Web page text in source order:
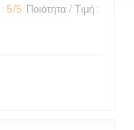
: 5/5 Ποιότητα / Τιμή :